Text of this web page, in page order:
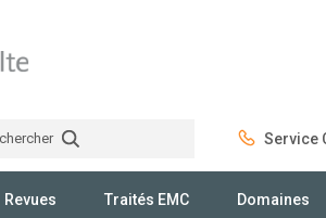
Service
Revues Traités EMC Domaines